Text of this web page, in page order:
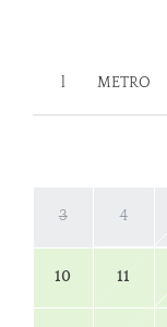
l METRO
3 4
10 11